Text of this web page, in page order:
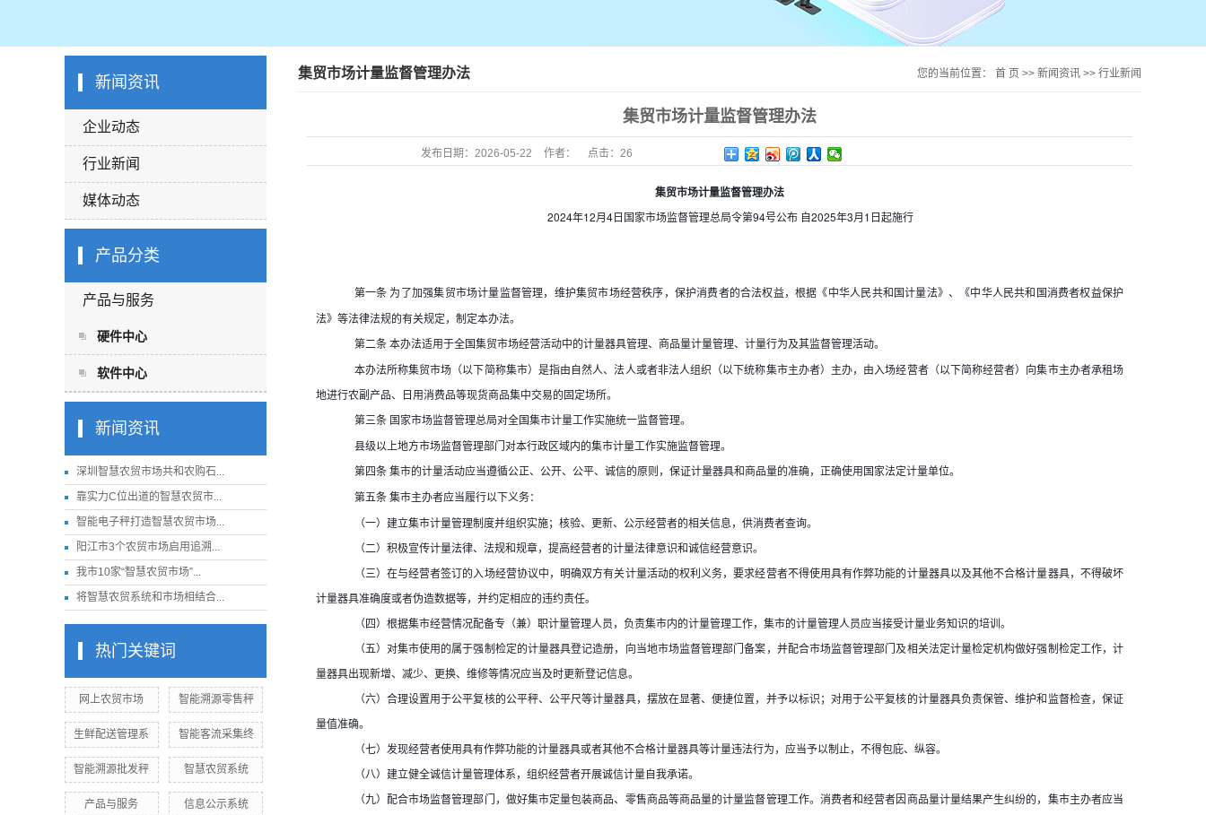
新闻资讯
企业动态
行业新闻
媒体动态
产品分类
产品与服务
硬件中心
软件中心
新闻资讯
深圳智慧农贸市场共和农购石...
靠实力C位出道的智慧农贸市...
智能电子秤打造智慧农贸市场...
阳江市3个农贸市场启用追溯...
我市10家“智慧农贸市场”...
将智慧农贸系统和市场相结合...
热门关键词
网上农贸市场 智能溯源零售秤
生鲜配送管理系 智能客流采集终
智能溯源批发秤 智慧农贸系统
产品与服务 信息公示系统
集贸市场计量监督管理办法 您的当前位置： 首 页 >> 新闻资讯 >> 行业新闻
集贸市场计量监督管理办法
发布日期： 2026-05-22 作者： 点击： 26
集贸市场计量监督管理办法
2024年12月4日国家市场监督管理总局令第94号公布 自2025年3月1日起施行
第一条 为了加强集贸市场计量监督管理，维护集贸市场经营秩序，保护消费者的合法权益，根据《中华人民共和国计量法》、《中华人民共和国消费者权益保护
法》等法律法规的有关规定，制定本办法。
第二条本办法适用于全国集贸市场经营活动中的计量器具管理、商品量计量管理、计量行为及其监督管理活动。
本办法所称集贸市场（以下简称集市）是指由自然人、法人或者非法人组织（以下统称集市主办者）主办，由入场经营者（以下简称经营者）向集市主办者承租场
地进行农副产品、日用消费品等现货商品集中交易的固定场所。
第三条国家市场监督管理总局对全国集市计量工作实施统一监督管理。
县级以上地方市场监督管理部门对本行政区域内的集市计量工作实施监督管理。
第四条集市的计量活动应当遵循公正、公开、公平、诚信的原则，保证计量器具和商品量的准确，正确使用国家法定计量单位。
第五条集市主办者应当履行以下义务：
（一）建立集市计量管理制度并组织实施；核验、更新、公示经营者的相关信息，供消费者查询。
（二）积极宣传计量法律、法规和规章，提高经营者的计量法律意识和诚信经营意识。
（三）在与经营者签订的入场经营协议中，明确双方有关计量活动的权利义务，要求经营者不得使用具有作弊功能的计量器具以及其他不合格计量器具，不得破坏
计量器具准确度或者伪造数据等，并约定相应的违约责任。
（四）根据集市经营情况配备专（兼）职计量管理人员，负责集市内的计量管理工作，集市的计量管理人员应当接受计量业务知识的培训。
（五）对集市使用的属于强制检定的计量器具登记造册，向当地市场监督管理部门备案，并配合市场监督管理部门及相关法定计量检定机构做好强制检定工作，计
量器具出现新增、减少、更换、维修等情况应当及时更新登记信息。
（六）合理设置用于公平复核的公平秤、公平尺等计量器具，摆放在显著、便捷位置，并予以标识；对用于公平复核的计量器具负责保管、维护和监督检查，保证
量值准确。
（七）发现经营者使用具有作弊功能的计量器具或者其他不合格计量器具等计量违法行为，应当予以制止，不得包庇、纵容。
（八）建立健全诚信计量管理体系，组织经营者开展诚信计量自我承诺。
（九）配合市场监督管理部门，做好集市定量包装商品、零售商品等商品量的计量监督管理工作。消费者和经营者因商品量计量结果产生纠纷的，集市主办者应当